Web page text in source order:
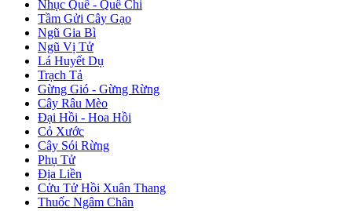
Nhục Quế - Quế Chi
Tầm Gửi Cây Gạo
Ngũ Gia Bì
Ngũ Vị Tử
Lá Huyết Dụ
Trạch Tả
Gừng Gió - Gừng Rừng
Cây Râu Mèo
Đại Hồi - Hoa Hồi
Cỏ Xước
Cây Sói Rừng
Phụ Tử
Địa Liền
Cửu Tử Hồi Xuân Thang
Thuốc Ngâm Chân